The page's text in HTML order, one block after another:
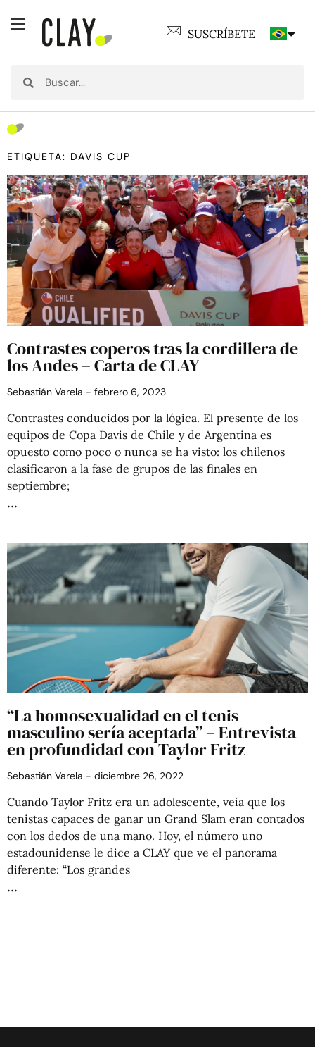
SUSCRÍBETE
ETIQUETA: DAVIS CUP
Contrastes coperos tras la cordillera de
los Andes – Carta de CLAY
Sebastián Varela febrero 6, 2023
Contrastes conducidos por la lógica. El presente de los
equipos de Copa Davis de Chile y de Argentina es
opuesto como poco o nunca se ha visto: los chilenos
clasificaron a la fase de grupos de las finales en
septiembre;
“La homosexualidad en el tenis
masculino sería aceptada” – Entrevista
en profundidad con Taylor Fritz
Sebastián Varela diciembre 26, 2022
Cuando Taylor Fritz era un adolescente, veía que los
tenistas capaces de ganar un Grand Slam eran contados
con los dedos de una mano. Hoy, el número uno
estadounidense le dice a CLAY que ve el panorama
diferente: “Los grandes